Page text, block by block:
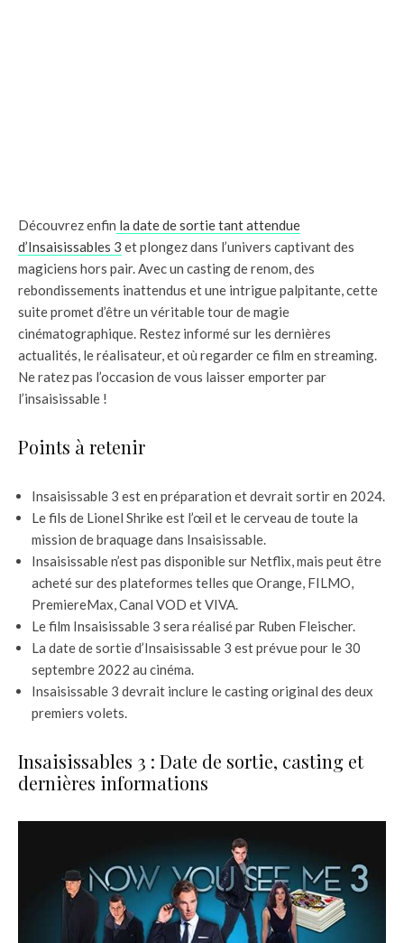
Découvrez enfin la date de sortie tant attendue
d’Insaisissables 3 et plongez dans l’univers captivant des
magiciens hors pair. Avec un casting de renom, des
rebondissements inattendus et une intrigue palpitante, cette
suite promet d’être un véritable tour de magie
cinématographique. Restez informé sur les dernières
actualités, le réalisateur, et où regarder ce film en streaming.
Ne ratez pas l’occasion de vous laisser emporter par
l’insaisissable !
Points à retenir
Insaisissable 3 est en préparation et devrait sortir en 2024.
Le fils de Lionel Shrike est l’œil et le cerveau de toute la
mission de braquage dans Insaisissable.
Insaisissable n’est pas disponible sur Netflix, mais peut être
acheté sur des plateformes telles que Orange, FILMO,
PremiereMax, Canal VOD et VIVA.
Le film Insaisissable 3 sera réalisé par Ruben Fleischer.
La date de sortie d’Insaisissable 3 est prévue pour le 30
septembre 2022 au cinéma.
Insaisissable 3 devrait inclure le casting original des deux
premiers volets.
Insaisissables 3 : Date de sortie, casting et
dernières informations